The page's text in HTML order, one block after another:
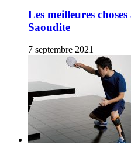
Les meilleures
Saoudite
7 septembre 2021